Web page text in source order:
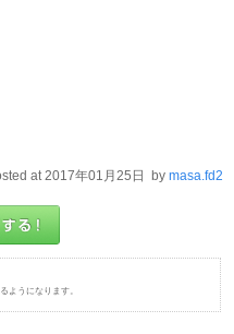
at 2017年01月25日 by masa.fd2
ようになります。